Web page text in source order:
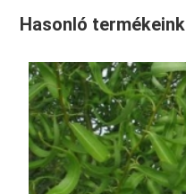
Hasonló termékeink